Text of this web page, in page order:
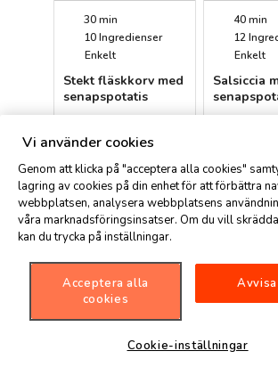
30 min
10Ingredienser
Enkelt
Stekt fläskkorv med
senapspotatis
40 min
12
Enkelt
Salsiccia
Ingredienser
Avancerat
Bratwurst
Vi använder cookies
Genom att klicka på "acceptera alla cookies"
lagring av cookies på din enhet för att förbättra
webbplatsen, analysera webbplatsens
våra marknadsföringsinsatser. Om du vill
kan du trycka på inställningar.
Acceptera alla
cookies
Cookie-inställningar